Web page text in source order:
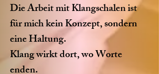
Die Arbeit mit Klangschalen ist
für mich kein Konzept, sondern
eine Haltung.
Klang wirkt dort, wo Worte